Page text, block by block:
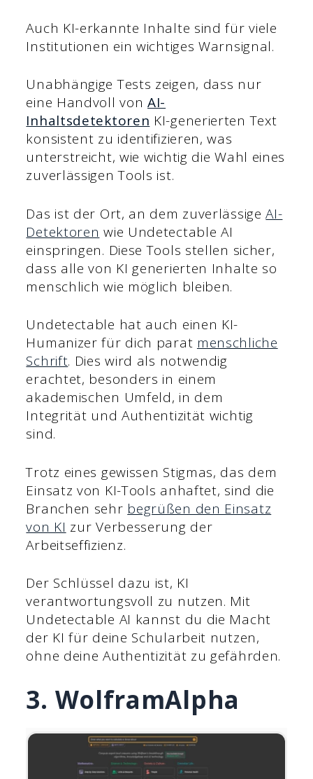
Auch KI-erkannte Inhalte sind für viele
Institutionen ein wichtiges Warnsignal.
Unabhängige Tests zeigen, dass nur
eine Handvoll vonAI-
Inhaltsdetektoren KI-generierten Text
konsistent zu identifizieren, was
unterstreicht, wie wichtig die Wahl eines
zuverlässigen Tools ist.
Das ist der Ort, an dem zuverlässigeAI-
Detektoren wie Undetectable AI
einspringen. Diese Tools stellen sicher,
dass alle von KI generierten Inhalte so
menschlich wie möglich bleiben.
Undetectable hat auch einen KI-
Humanizer für dich parat menschliche
Schrift. Dies wird als notwendig
erachtet, besonders in einem
akademischen Umfeld, in dem
Integrität und Authentizität wichtig
sind.
Trotz eines gewissen Stigmas, das dem
Einsatz von KI-Tools anhaftet, sind die
Branchen sehr begrüßen den Einsatz
von KI zur Verbesserung der
Arbeitseffizienz.
Der Schlüssel dazu ist, KI
verantwortungsvoll zu nutzen. Mit
Undetectable AI kannst du die Macht
der KI für deine Schularbeit nutzen,
ohne deine Authentizität zu gefährden.
3. WolframAlpha